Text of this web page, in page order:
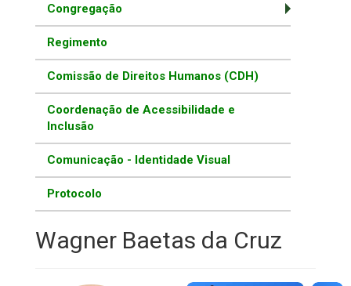
Congregação
Regimento
Comissão de Direitos Humanos (CDH)
Coordenação de Acessibilidade e
Inclusão
Comunicação - Identidade Visual
Protocolo
Wagner Baetas da Cruz